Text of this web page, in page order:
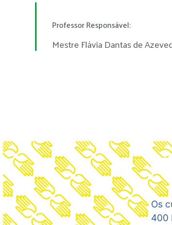
Professor Responsável:
Mestre Flávia Dantas de
Os
400